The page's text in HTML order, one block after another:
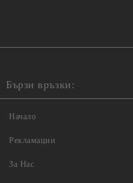
Бързи връзки:
Начало
Рекламации
За Нас